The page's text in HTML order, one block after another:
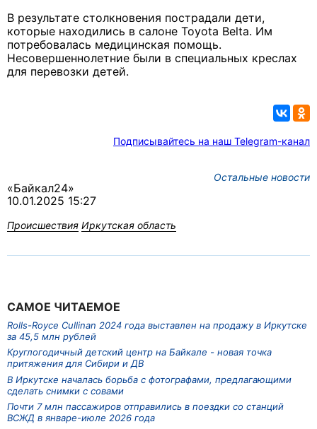
В результате столкновения пострадали дети,
которые находились в салоне Toyota Belta. Им
потребовалась медицинская помощь.
Несовершеннолетние были в специальных креслах
для перевозки детей.
Подписывайтесь на наш Telegram-канал
Остальные новости
«Байкал24»
10.01.2025 15:27
Происшествия Иркутская область
САМОЕ ЧИТАЕМОЕ
Rolls-Royce Cullinan 2024 года выставлен на продажу в Иркутске
за 45,5 млн рублей
Круглогодичный детский центр на Байкале - новая точка
притяжения для Сибири и ДВ
В Иркутске началась борьба с фотографами, предлагающими
сделать снимки с совами
Почти 7 млн пассажиров отправились в поездки со станций
ВСЖД в январе-июле 2026 года